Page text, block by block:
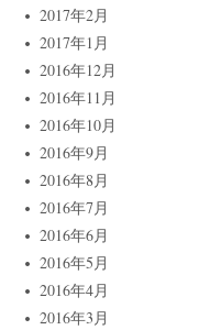
2017年2月
2017年1月
2016年12月
2016年11月
2016年10月
2016年9月
2016年8月
2016年7月
2016年6月
2016年5月
2016年4月
2016年3月